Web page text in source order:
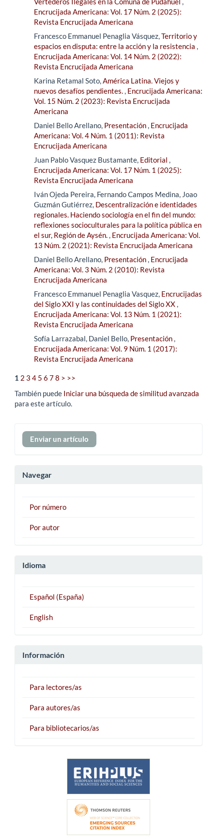
Encrucijada Americana: Vol. 17 Núm. 2 (2025):
Revista Encrucijada Americana
Francesco Emmanuel Penaglia Vásquez,Territorio y
espacios en disputa: entre la acción y la resistencia ,
Encrucijada Americana: Vol. 14 Núm. 2 (2022):
Revista Encrucijada Americana
Karina Retamal Soto,América Latina. Viejos y
nuevos desafíos pendientes., Encrucijada Americana:
Vol. 15 Núm. 2 (2023): Revista Encrucijada
Americana
Daniel Bello Arellano, Presentación, Encrucijada
Americana: Vol. 4 Núm. 1 (2011): Revista
Encrucijada Americana
Juan Pablo Vasquez Bustamante, Editorial ,
Encrucijada Americana: Vol. 17 Núm. 1 (2025):
Revista Encrucijada Americana
Iván Ojeda Pereira, Fernando Campos Medina, Joao
Guzmán Gutiérrez, Descentralización e identidades
regionales. Haciendo sociología en el fin del mundo:
reflexiones socioculturales para la política pública en
el sur, Región de Aysén., Encrucijada Americana: Vol.
13 Núm. 2 (2021): Revista Encrucijada Americana
Daniel Bello Arellano, Presentación, Encrucijada
Americana: Vol. 3 Núm. 2 (2010): Revista
Encrucijada Americana
Francesco Emmanuel Penaglia Vasquez, Encrucijadas
del Siglo XXI y las continuidades del Siglo XX,
Encrucijada Americana: Vol. 13 Núm. 1 (2021):
Revista Encrucijada Americana
Sofía Larrazabal, Daniel Bello, Presentación,
Encrucijada Americana: Vol. 9 Núm. 1 (2017):
Revista Encrucijada Americana
1 2 3 4 5 6 78 > >>
También puede Iniciar una búsqueda de similitud avanzada
para este artículo.
Enviar
un
Enviar un artículo
Navegar
Por número
Por autor
Idioma
Español (España)
English
Información
Para lectores/as
Para autores/as
Para bibliotecarios/as